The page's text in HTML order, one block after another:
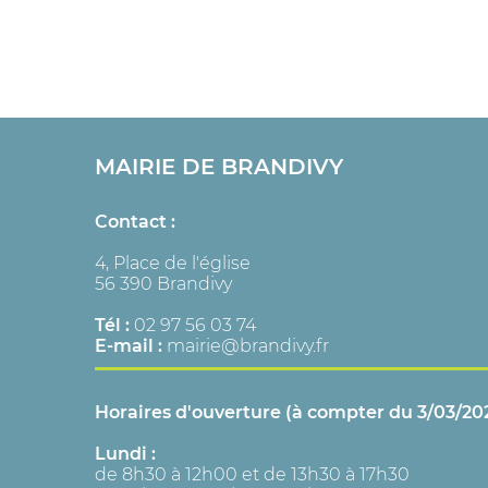
MAIRIE DE BRANDIVY
Contact :
4, Place de l'église
56 390 Brandivy
Tél : 02 97 56 03 74
E-mail : mairie@brandivy.fr
Horaires d'ouverture (à compter du 3/03/
Lundi :
de 8h30 à 12h00 et de 13h30 à 17h30